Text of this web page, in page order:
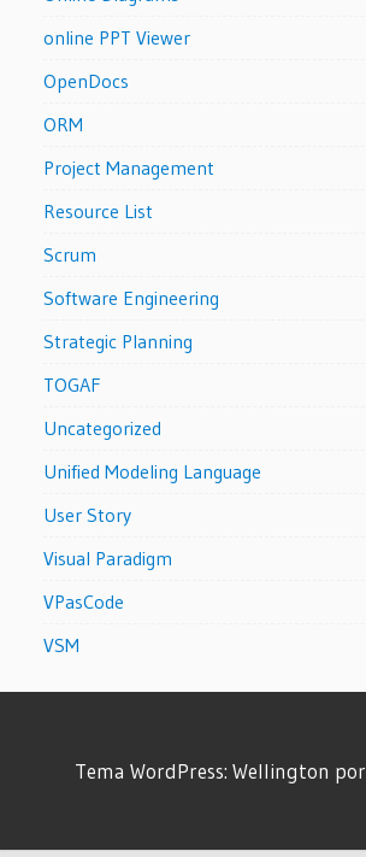
online PPT Viewer
OpenDocs
ORM
Project Management
Resource List
Scrum
Software Engineering
Strategic Planning
TOGAF
Uncategorized
Unified Modeling Language
User Story
Visual Paradigm
VPasCode
VSM
Tema WordPress: Wellington por